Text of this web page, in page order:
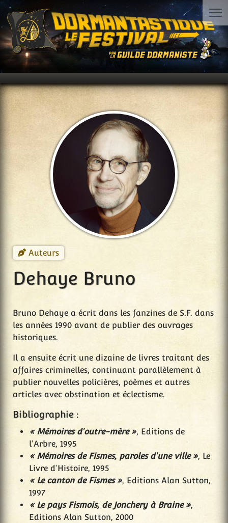
Auteurs
Dehaye Bruno
Bruno Dehaye a écrit dans les fanzines de S.F. dans
les années 1990 avant de publier des ouvrages
historiques.
Il a ensuite écrit une dizaine de livres traitant des
affaires criminelles, continuant parallèlement à
publier nouvelles policières, poèmes et autres
articles avec obstination et éclectisme.
Bibliographie :
« Mémoires d'outre-mère », Editions de
l'Arbre, 1995
« Mémoires de Fismes, paroles d'une ville », Le
Livre d'Histoire, 1995
« Le canton de Fismes », Editions Alan Sutton,
1997
« Le pays Fismois, de Jonchery à Braine »,
Editions Alan Sutton, 2000